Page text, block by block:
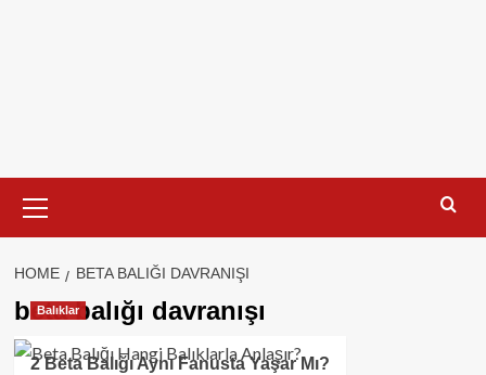
Menu
HOME BETA BALIĞI DAVRANIŞI
beta balığı davranışı
Balıklar
2 Beta Balığı Aynı Fanusta Yaşar Mı?